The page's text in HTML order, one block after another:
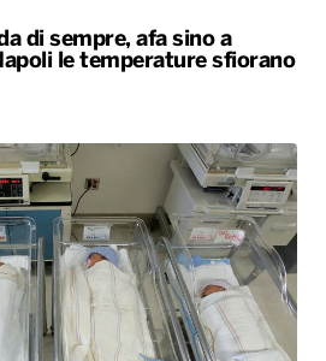
di sempre, afa sino a
le temperature sfiorano